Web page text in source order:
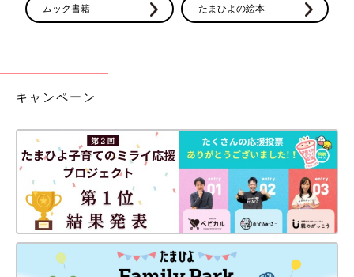
ムック書籍 たまひよの絵本
キャンペーン